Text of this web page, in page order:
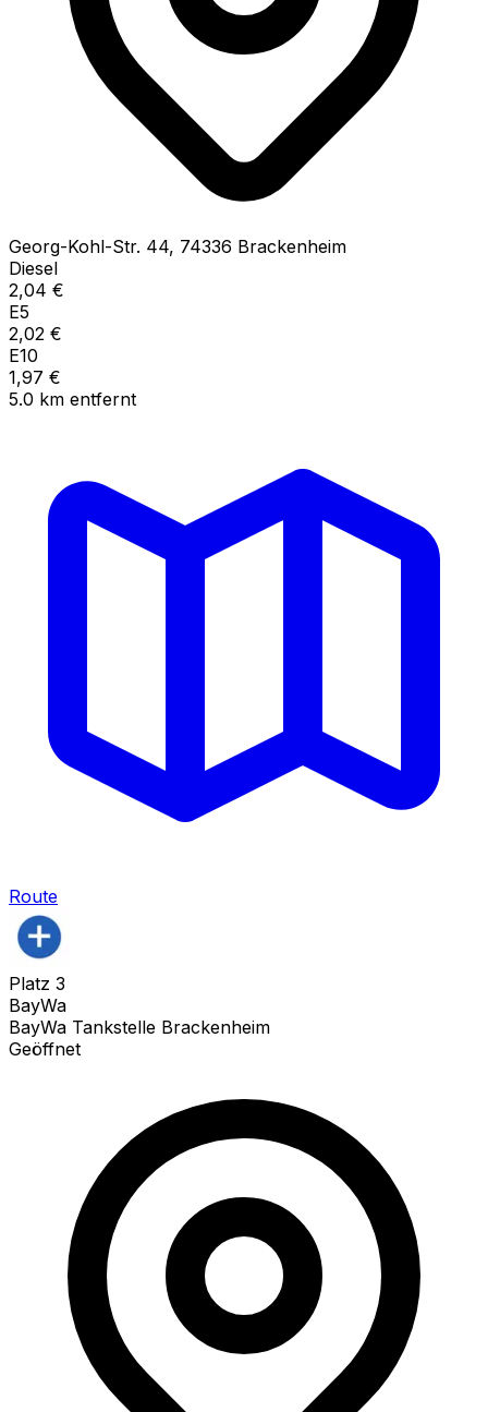
Georg-Kohl-Str. 44, 74336 Brackenheim
Diesel
2,04 €
E5
2,02 €
E10
1,97 €
5.0 km entfernt
Route
Platz 3
BayWa
BayWa Tankstelle Brackenheim
Geöffnet